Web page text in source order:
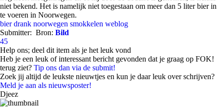
niet bekend. Het is namelijk niet toegestaan om meer dan 5 liter bier in
te voeren in Noorwegen.
bier drank noorwegen smokkelen weblog
Submitter: Bron: Bild
45
Help ons; deel dit item als je het leuk vond
Heb je een leuk of interessant bericht gevonden dat je graag op FOK!
terug ziet? Tip ons dan via de submit!
Zoek jij altijd de leukste nieuwtjes en kun je daar leuk over schrijven?
Meld je aan als nieuwsposter!
Djeez